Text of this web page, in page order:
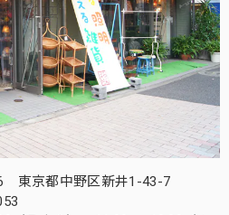
東京都中野区新井1-43-7